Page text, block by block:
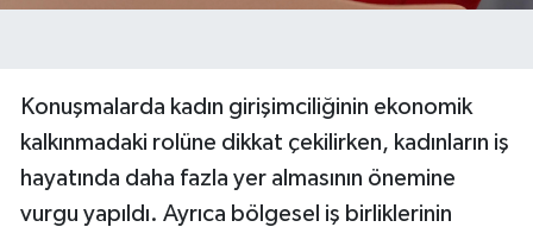
Konuşmalarda kadın girişimciliğinin ekonomik
kalkınmadaki rolüne dikkat çekilirken, kadınların iş
hayatında daha fazla yer almasının önemine
vurgu yapıldı. Ayrıca bölgesel iş birliklerinin